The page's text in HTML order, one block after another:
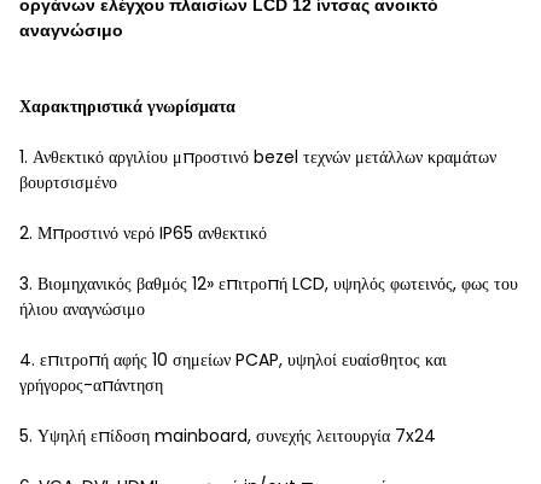
οργάνων ελέγχου πλαισίων LCD 12 ίντσας ανοικτό
αναγνώσιμο
Χαρακτηριστικά γνωρίσματα
1. Ανθεκτικό αργιλίου μπροστινό bezel τεχνών μετάλλων κραμάτων
βουρτσισμένο
2. Μπροστινό νερό IP65 ανθεκτικό
3. Βιομηχανικός βαθμός 12» επιτροπή LCD, υψηλός φωτεινός, φως του
ήλιου αναγνώσιμο
4. επιτροπή αφής 10 σημείων PCAP, υψηλοί ευαίσθητος και
γρήγορος-απάντηση
5. Υψηλή επίδοση mainboard, συνεχής λειτουργία 7x24